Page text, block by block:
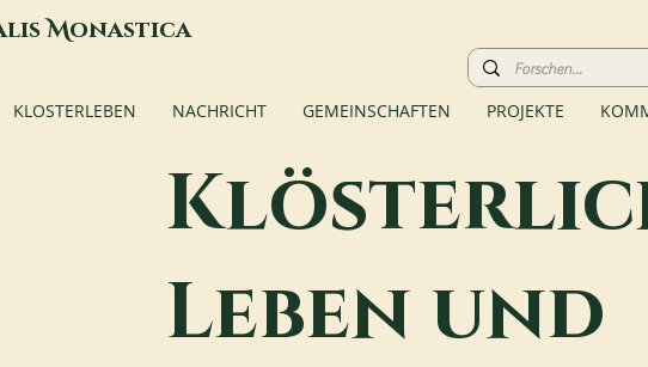
Monastica
KLOSTERLEBEN NACHRICHT GEMEINSCHAFTEN PROJEKTE
Leben und